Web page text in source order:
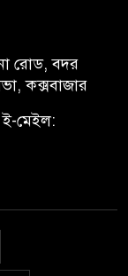
রোড, বদর
কক্সবাজার
ই-মেইল: